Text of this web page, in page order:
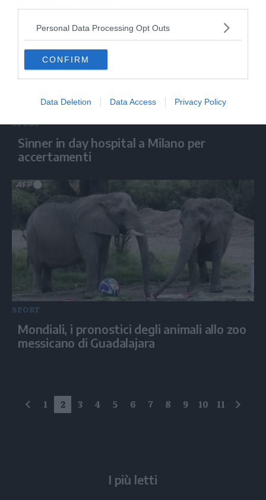
Personal Data Processing Opt Outs
CONFIRM
Data Deletion Data Access Privacy Policy
SPORT
Sinner in day hospital a Milano per
accertamenti
SPORT
Mondiali, i pronostici degli animali allo zoo
messicano di Guadalajara
precedente
1 2 3 4 5 6 7 8 9 10 11
I più letti